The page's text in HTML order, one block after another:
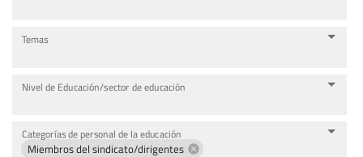
Temas
Nivel de Educación/sector de educación
Categorías de personal de la educación
Miembros del sindicato/dirigentes